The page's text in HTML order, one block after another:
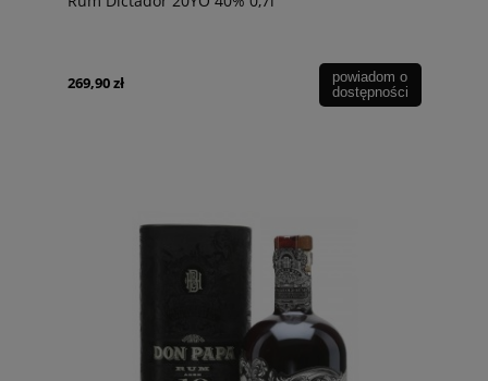
269,90 zł
powiadom o
dostępności